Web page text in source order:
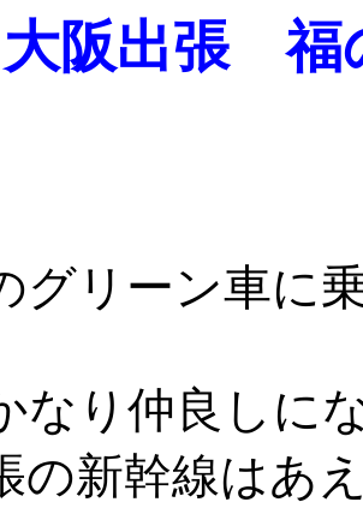
阪出張 福
グリーン車に
なり仲良しに
の新幹線はあ